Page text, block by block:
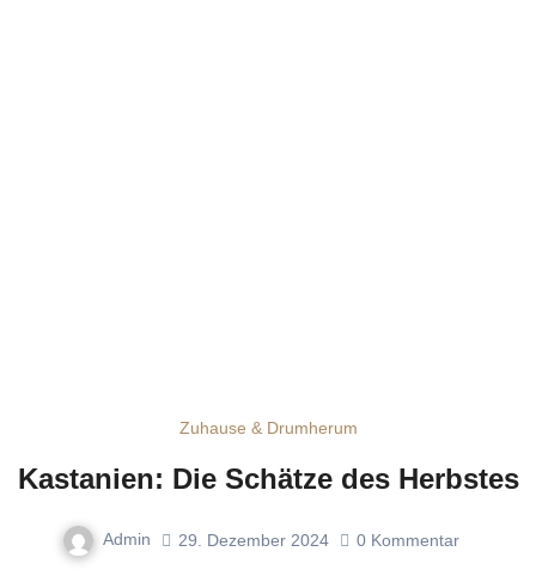
Zuhause & Drumherum
Kastanien: Die Schätze des Herbstes
Admin 29. Dezember 2024 0 Kommentar